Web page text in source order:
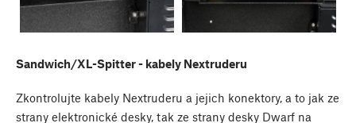
Sandwich/XL-Spitter - kabely Nextruderu
Zkontrolujte kabely Nextruderu a jejich konektory, a to jak ze
strany elektronické desky, tak ze strany desky Dwarf na